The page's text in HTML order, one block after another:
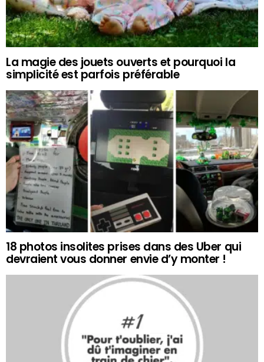
La magie des jouets ouverts et pourquoi la
simplicité est parfois préférable
18 photos insolites prises dans des Uber qui
devraient vous donner envie d’y monter !